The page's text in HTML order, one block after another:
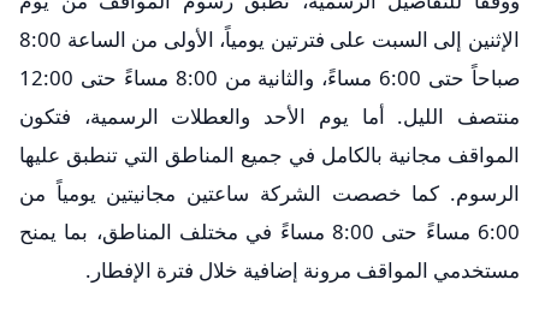
الإثنين إلى السبت على فترتين يومياً، الأولى من الساعة 8:00
صباحاً حتى 6:00 مساءً، والثانية من 8:00 مساءً حتى 12:00
منتصف الليل. أما يوم الأحد والعطلات الرسمية، فتكون
المواقف مجانية بالكامل في جميع المناطق التي تنطبق عليها
الرسوم. كما خصصت الشركة ساعتين مجانيتين يومياً من
6:00 مساءً حتى 8:00 مساءً في مختلف المناطق، بما يمنح
مستخدمي المواقف مرونة إضافية خلال فترة الإفطار.